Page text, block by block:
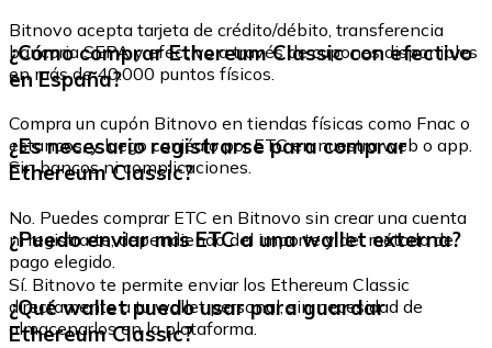
Bitnovo acepta tarjeta de crédito/débito, transferencia
bancaria SEPA y efectivo a través de cupones disponibles
en más de 40.000 puntos físicos.
¿Cómo comprar Ethereum Classic con efectivo
en España?
Compra un cupón Bitnovo en tiendas físicas como Fnac o
estancos, y luego canjéalo por ETC en nuestra web o app.
Sin bancos ni complicaciones.
¿Es necesario registrarse para comprar
Ethereum Classic?
No. Puedes comprar ETC en Bitnovo sin crear una cuenta
ni registrarte, dependiendo del importe y del método de
pago elegido.
¿Puedo enviar mis ETC a una wallet externa?
Sí. Bitnovo te permite enviar los Ethereum Classic
directamente a tu wallet personal, sin necesidad de
almacenarlos en la plataforma.
¿Qué wallet puedo usar para guardar
Ethereum Classic?